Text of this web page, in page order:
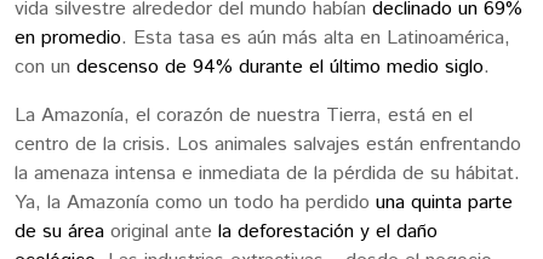
vida silvestre alrededor del mundo habían declinado un 69%
en promedio. Esta tasa es aún más alta en Latinoamérica,
con un descenso de 94% durante el último medio siglo.
La Amazonía, el corazón de nuestra Tierra, está en el
centro de la crisis. Los animales salvajes están enfrentando
la amenaza intensa e inmediata de la pérdida de su hábitat.
Ya, la Amazonía como un todo ha perdido una quinta parte
de su área original ante la deforestación y el daño